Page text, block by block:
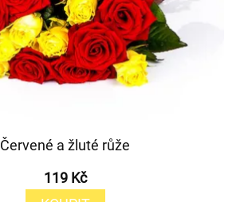
Červené a žluté růže
119 Kč